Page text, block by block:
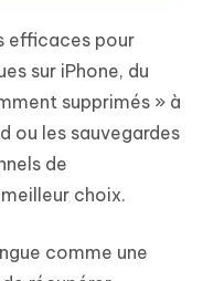
efficaces pour
sur iPhone, du
supprimés » à
ou les sauvegardes
de
choix.
comme une